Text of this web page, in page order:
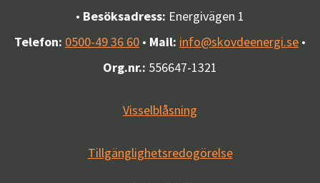
• Besöksadress: Energivägen 1
Telefon: 0500-49 36 60 • Mail: info@skovdeenergi.se •
Org.nr.: 556647-1321
Visselblåsning
Tillgänglighetsredogörelse